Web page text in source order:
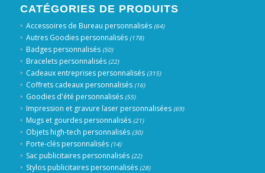
CATÉGORIES DE PRODUITS
Accessoires de Bureau personnalisés (64)
Autres Goodies personnalisés (178)
Badges personnalisés (50)
Bracelets personnalisés (22)
Cadeaux entreprises personnalisés (315)
Coffrets cadeaux personnalisés (16)
Goodies d'été personnalisés (55)
Impression et gravure laser personnalisées (69)
Mugs et gourdes personnalisés (21)
Objets high-tech personnalisés (30)
Porte-clés personnalisés (14)
Sac publicitaires personnalisés (22)
Stylos publicitaires personnalisés (28)